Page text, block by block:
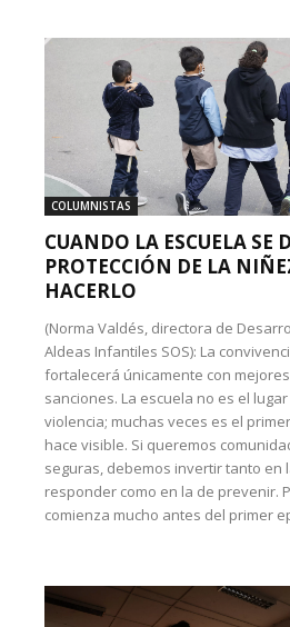
COLUMNISTAS
CUANDO LA ESCUELA SE
PROTECCIÓN DE LA
HACERLO
(Norma Valdés, directora de
Aldeas Infantiles SOS): La
fortalecerá únicamente con
sanciones. La escuela no es el
violencia; muchas veces es el
hace visible. Si queremos
seguras, debemos invertir tanto en
responder como en la de prevenir.
comienza mucho antes del primer